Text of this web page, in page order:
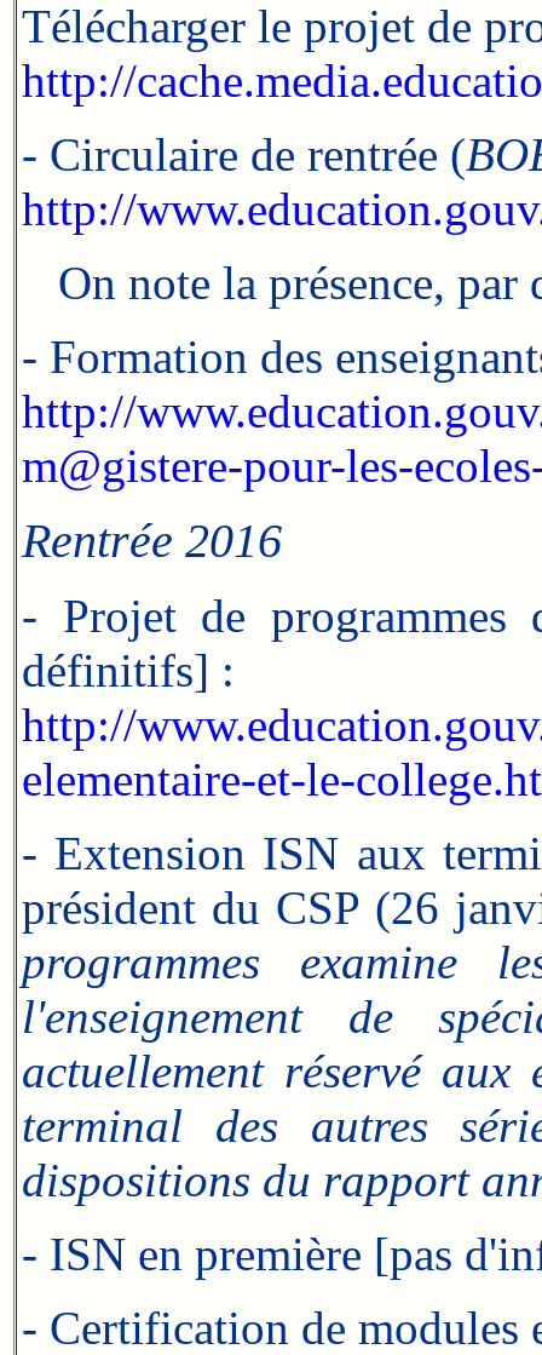
Télécharger le projet de
http://
- Circulaire de rentrée (
http://
On note la présence, par
- Formation des
http://
m@gistere-pour-les-
Rentrée 2016
- Projet de programmes
définitifs] :
http://
elementaire-et-le-
- Extension ISN aux
président du CSP (26
programmes examine
l'enseignement de
actuellement réservé
terminal des autres
dispositions du rapport
- ISN en première [pas
- Certification de modules